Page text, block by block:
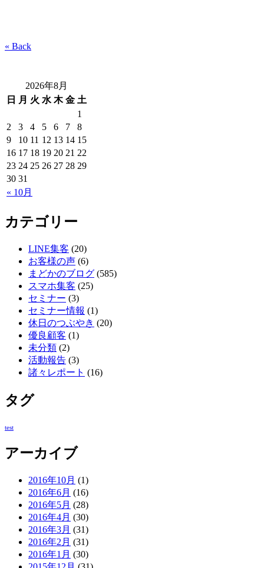
« Back
2026年8月
日
月 火 水 木 金 土
« 10月
1
2
3 4 5 6 7
8
9
10 11 12 13 14 15
16 17 18 19 20 21 22
23 24 25 26 27 28 29
30 31
カテゴリー
LINE集客 (20)
お客様の声 (6)
まどかのブログ (585)
スマホ集客 (25)
セミナー (3)
セミナー情報 (1)
休日のつぶやき (20)
優良顧客 (1)
未分類 (2)
活動報告 (3)
諸々レポート (16)
タグ
test
アーカイブ
2016年10月 (1)
2016年6月 (16)
2016年5月 (28)
2016年4月 (30)
2016年3月 (31)
2016年2月 (31)
2016年1月 (30)